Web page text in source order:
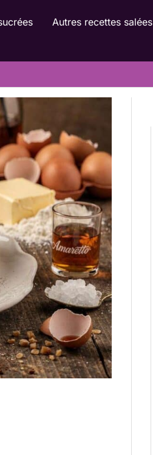
Autres recettes salées